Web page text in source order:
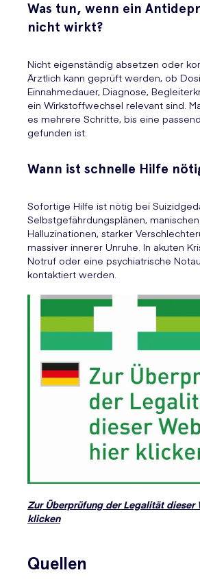
Was tun, wenn ein
nicht wirkt?
Nicht eigenständig absetzen oder
Ärztlich kann geprüft werden, ob
Einnahmedauer, Diagnose,
ein Wirkstoffwechsel relevant sind.
es mehrere Schritte, bis eine
gefunden ist.
Wann ist schnelle Hilfe
Sofortige Hilfe ist nötig bei
Selbstgefährdungsplänen,
Halluzinationen, starker
massiver innerer Unruhe. In akuten
Notruf oder eine psychiatrische
kontaktiert werden.
Zur Überprüfung der Legalität dieser
klicken
Quellen